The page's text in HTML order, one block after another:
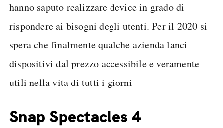
hanno saputo realizzare device in grado di
rispondere ai bisogni degli utenti. Per il 2020 si
spera che finalmente qualche azienda lanci
dispositivi dal prezzo accessibile e veramente
utili nella vita di tutti i giorni
Snap Spectacles 4